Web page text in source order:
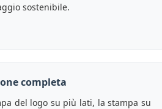
sostenibile.
completa
del logo su più lati, la stampa su